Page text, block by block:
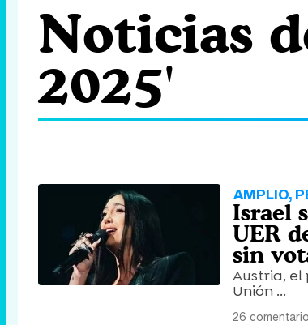
Noticias
2025'
AMPLIO,
Israel
UER
sin
Austria, el
Unión ...
26